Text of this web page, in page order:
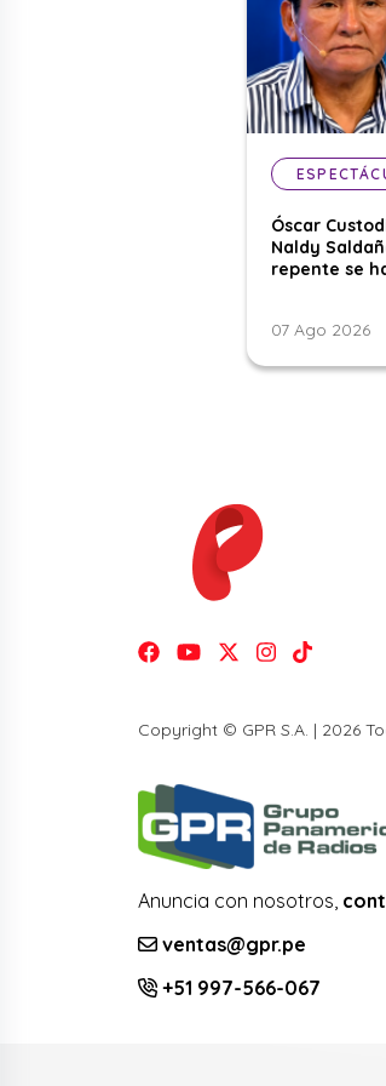
Óscar
Naldy
repente se
07 Ago 2026
Copyright © GPR S.A. | 2026
Anuncia con nosotros,
ventas@gpr.pe
+51 997-566-067